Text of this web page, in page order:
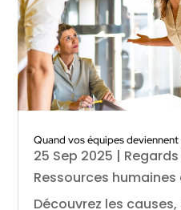
Quand vos équipes
25 Sep 2025 | Regards
Ressources
Découvrez les